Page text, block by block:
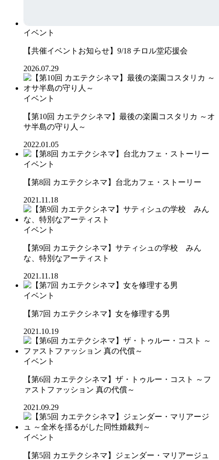
イベント
【共催イベントお知らせ】9/18 チロル堂応援会
2026.07.29
イベント
【第10回 カエテクシネマ】最後の楽園コスタリカ ～オ
サ半島の守り人～
2022.01.05
イベント
【第8回 カエテクシネマ】台北カフェ・ストーリー
2021.11.18
イベント
【第9回 カエテクシネマ】サティシュの学校 みん
な、特別なアーティスト
2021.11.18
イベント
【第7回 カエテクシネマ】女を修理する男
2021.10.19
イベント
【第6回 カエテクシネマ】ザ・トゥルー・コスト ～フ
ァストファッション 真の代償～
2021.09.29
イベント
【第5回 カエテクシネマ】ジェンダー・マリアージュ